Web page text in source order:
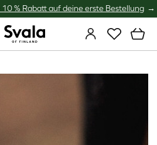
% Rabatt auf deine erste Bestellung